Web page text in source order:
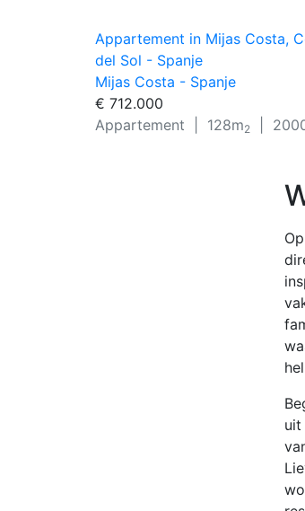
Appartement in Mijas Costa,
del Sol - Spanje
Mijas Costa - Spanje
€ 712.000
Appartement | 128m2 |
uit